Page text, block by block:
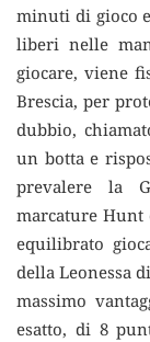
minuti di gioco
liberi nelle
giocare, viene
Brescia, per
dubbio,
un botta e
prevalere la
marcature Hunt
equilibrato
della Leonessa
massimo
esatto, di 8